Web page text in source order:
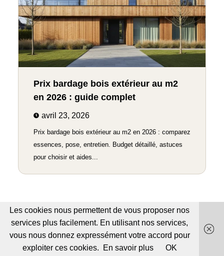
Prix bardage bois extérieur au m2
en 2026 : guide complet
avril 23, 2026
Prix bardage bois extérieur au m2 en 2026 : comparez
essences, pose, entretien. Budget détaillé, astuces
pour choisir et aides...
Les cookies nous permettent de vous proposer nos
services plus facilement. En utilisant nos services,
vous nous donnez expressément votre accord pour
exploiter ces cookies.
En savoir plus OK